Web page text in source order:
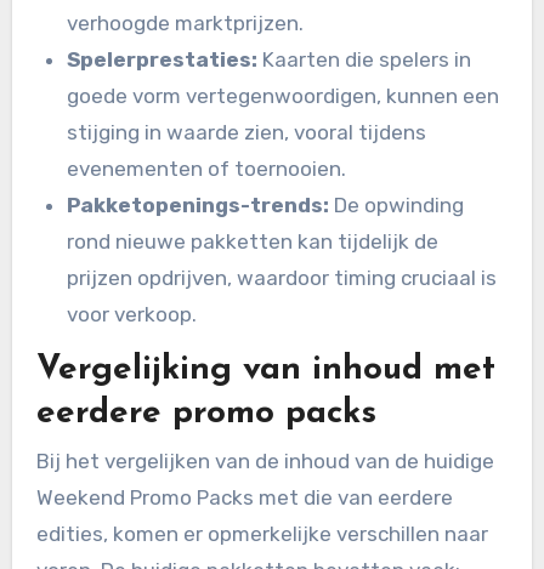
verhoogde marktprijzen.
Spelerprestaties: Kaarten die spelers in
goede vorm vertegenwoordigen, kunnen een
stijging in waarde zien, vooral tijdens
evenementen of toernooien.
Pakketopenings-trends: De opwinding
rond nieuwe pakketten kan tijdelijk de
prijzen opdrijven, waardoor timing cruciaal is
voor verkoop.
Vergelijking van inhoud met
eerdere promo packs
Bij het vergelijken van de inhoud van de huidige
Weekend Promo Packs met die van eerdere
edities, komen er opmerkelijke verschillen naar